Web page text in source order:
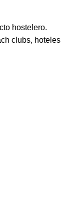
hostelero.
clubs, hoteles